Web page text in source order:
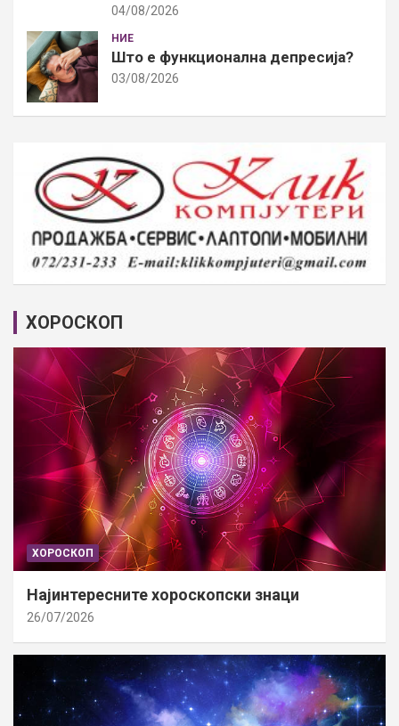
04/08/2026
НИЕ
Што е функционална депресија?
03/08/2026
ХОРОСКОП
ХОРОСКОП
Најинтересните хороскопски знаци
26/07/2026